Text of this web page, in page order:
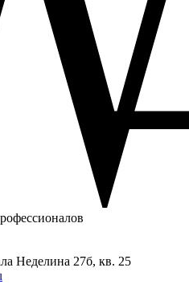
Неделина 27б, кв. 25